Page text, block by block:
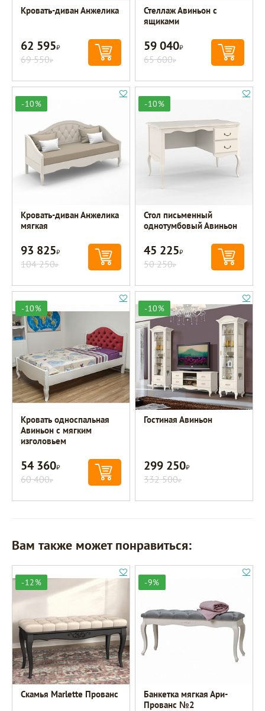
Кровать-диван Анжелика
62 595Р
69 550Р
Стеллаж Авиньон с
ящиками
59 040Р
65 600Р
-10%
Кровать-диван Анжелика
мягкая
93 825Р
104 250Р
-10%
Стол письменный
однотумбовый Авиньон
45 225Р
50 250Р
-10%
Кровать односпальная
Авиньон с мягким
изголовьем
54 360Р
60 400Р
-10%
Гостиная Авиньон
299 250Р
332 500Р
Вам также может понравиться:
-12%
Скамья Marlette Прованс
-9%
Банкетка мягкая Ари-
Прованс №2